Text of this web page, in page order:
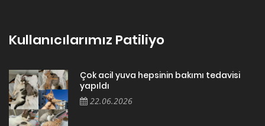
Kullanıcılarımız Patiliyo
Çok acil yuva hepsinin bakımı tedavisi
yapıldı
22.06.2026